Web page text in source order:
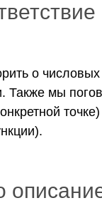
о числовых
Также мы
точке)